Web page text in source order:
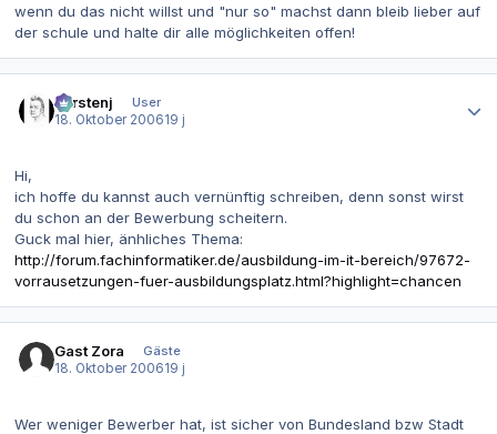
wenn du das nicht willst und "nur so" machst dann bleib lieber auf
der schule und halte dir alle möglichkeiten offen!
carstenj
User
18. Oktober 200619 j
Hi,
ich hoffe du kannst auch vernünftig schreiben, denn sonst wirst
du schon an der Bewerbung scheitern.
Guck mal hier, änhliches Thema:
http://forum.fachinformatiker.de/ausbildung-im-it-bereich/97672-
vorrausetzungen-fuer-ausbildungsplatz.html?highlight=chancen
Gast Zora
Gäste
18. Oktober 200619 j
Wer weniger Bewerber hat, ist sicher von Bundesland bzw Stadt